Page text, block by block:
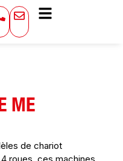
ME
de chariot
roues, ces machines